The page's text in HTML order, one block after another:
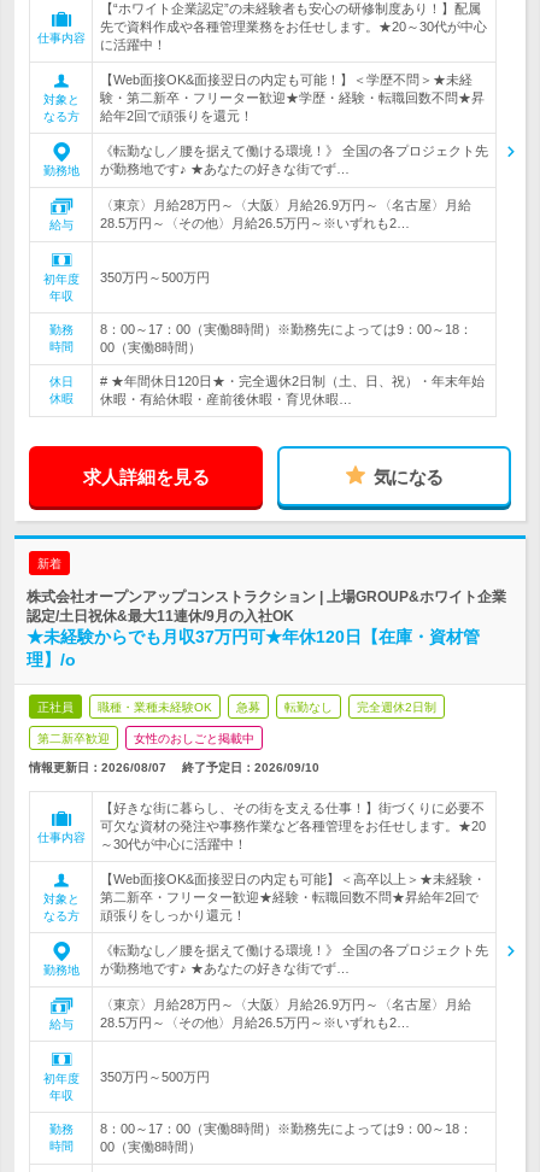
仕事内容
【“ホワイト企業認定”の未経験者も安心の研修制度あり！】配属
先で資料作成や各種管理業務をお任せします。★20～30代が中心
に活躍中！
対象と
なる方
【Web面接OK&面接翌日の内定も可能！】＜学歴不問＞★未経
験・第二新卒・フリーター歓迎★学歴・経験・転職回数不問★昇
給年2回で頑張りを還元！
勤務地
《転勤なし／腰を据えて働ける環境！》 全国の各プロジェクト先
が勤務地です♪ ★あなたの好きな街でず…
給与
〈東京〉月給28万円～〈大阪〉月給26.9万円～〈名古屋〉月給
28.5万円～〈その他〉月給26.5万円～※いずれも2…
初年度
年収
350万円～500万円
勤務
時間
8：00～17：00（実働8時間）※勤務先によっては9：00～18：
00（実働8時間）
休日
休暇
# ★年間休日120日★・完全週休2日制（土、日、祝）・年末年始
休暇・有給休暇・産前後休暇・育児休暇…
求人詳細を見る 気になる
新着
株式会社オープンアップコンストラクション | 上場GROUP&ホワイト企業
認定/土日祝休&最大11連休/9月の入社OK
★未経験からでも月収37万円可★年休120日【在庫・資材管
理】/o
正社員 職種・業種未経験OK 急募 転勤なし 完全週休2日制
第二新卒歓迎 女性のおしごと掲載中
情報更新日：2026/08/07 終了予定日： 2026/09/10
仕事内容
【好きな街に暮らし、その街を支える仕事！】街づくりに必要不
可欠な資材の発注や事務作業など各種管理をお任せします。★20
～30代が中心に活躍中！
対象と
なる方
【Web面接OK&面接翌日の内定も可能】＜高卒以上＞★未経験・
第二新卒・フリーター歓迎★経験・転職回数不問★昇給年2回で
頑張りをしっかり還元！
勤務地
《転勤なし／腰を据えて働ける環境！》 全国の各プロジェクト先
が勤務地です♪ ★あなたの好きな街でず…
給与
〈東京〉月給28万円～〈大阪〉月給26.9万円～〈名古屋〉月給
28.5万円～〈その他〉月給26.5万円～※いずれも2…
初年度
年収
350万円～500万円
勤務
時間
8：00～17：00（実働8時間）※勤務先によっては9：00～18：
00（実働8時間）